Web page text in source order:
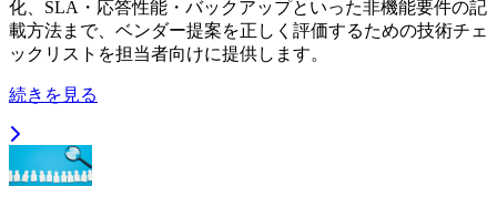
化、SLA・応答性能・バックアップといった非機能要件の記
載方法まで、ベンダー提案を正しく評価するための技術チェ
ックリストを担当者向けに提供します。
続きを見る